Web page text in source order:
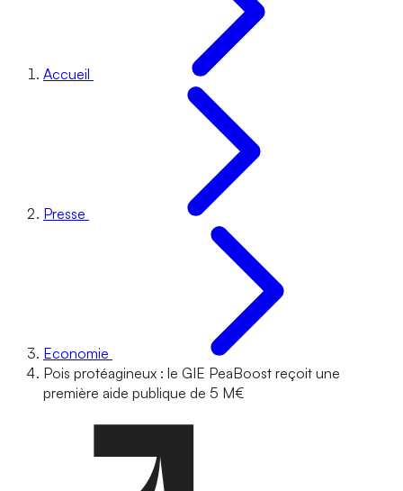
Accueil
Presse
Economie
Pois protéagineux : le GIE PeaBoost reçoit une
première aide publique de 5 M€